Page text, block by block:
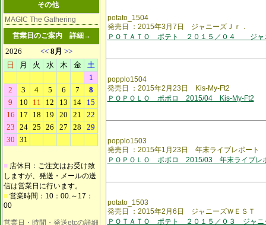
その他
MAGIC The Gathering
営業日のご案内 詳細→
■ 店休日：ご注文はお受け致
しますが、発送・メールの送
信は営業日に行います。
■ 営業時間：10：00.～17：
00
営業日・時間・発送etcの詳細
potato_1504
発売日 ：2015年3月7日 ジャニーズＪｒ．
ＰＯＴＡＴＯ ポテト ２０１５／０４ ジャ
popplo1504
発売日 ：2015年2月23日 Kis-My-Ft2
ＰＯＰＯＬＯ ポポロ 2015/04 Kis-My-Ft2
popplo1503
発売日 ：2015年1月23日 年末ライブレポート
ＰＯＰＯＬＯ ポポロ 2015/03 年末ライブレ
potato_1503
発売日 ：2015年2月6日 ジャニーズＷＥＳＴ
ＰＯＴＡＴＯ ポテト ２０１５／０３ ジャニ